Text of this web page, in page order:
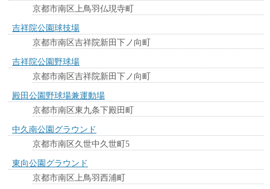
京都市南区上鳥羽仏現寺町
吉祥院公園球技場
京都市南区吉祥院新田下ノ向町
吉祥院公園野球場
京都市南区吉祥院新田下ノ向町
殿田公園野球場兼運動場
京都市南区東九条下殿田町
中久南公園グラウンド
京都市南区久世中久世町5
東向公園グラウンド
京都市南区上鳥羽西浦町